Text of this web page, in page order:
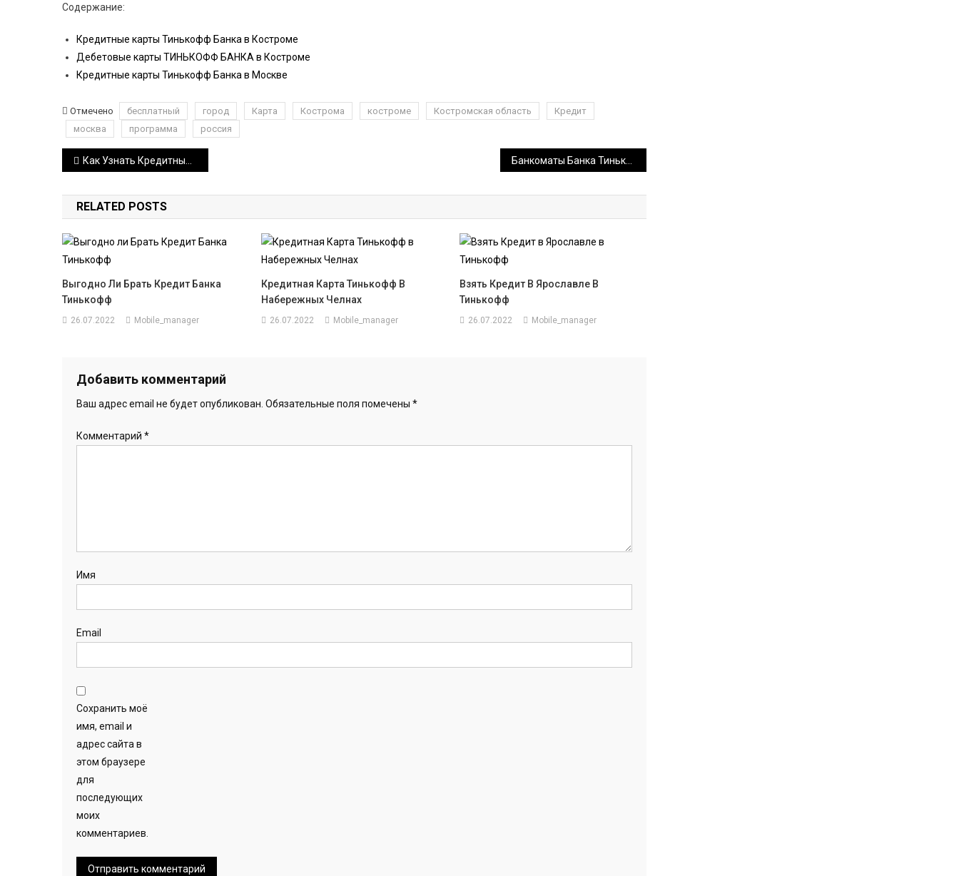
Содержание:
Кредитные карты Тинькофф Банка в Костроме
Дебетовые карты ТИНЬКОФФ БАНКА в Костроме
Кредитные карты Тинькофф Банка в Москве
Отмечено бесплатный город Карта Кострома костроме Костромская область
Кредит
москва
программа россия
Навигация
по
записям
Как Узнать Кредитный Лимит по Карте Тинькофф не Активируя ее
RELATED POSTS
Выгодно Ли Брать Кредит Банка
Тинькофф
26.07.2022 Mobile_manager
Кредитная Карта Тинькофф В
Набережных Челнах
26.07.2022 Mobile_manager
Взять Кредит В Ярославле В
Тинькофф
26.07.2022 Mobile_manager
Добавить комментарий
Ваш адрес email не будет опубликован. Обязательные поля помечены *
Комментарий *
Имя
Email
Сохранить моё
имя, email и
адрес сайта в
этом браузере
для
последующих
моих
комментариев.